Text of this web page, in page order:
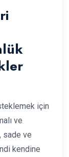
için
ve
sade ve
kendine